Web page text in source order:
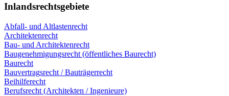
Inlandsrechtsgebiete
Abfall- und Altlastenrecht
Architektenrecht
Bau- und Architektenrecht
Baugenehmigungsrecht (öffentliches Baurecht)
Baurecht
Bauvertragsrecht / Bauträgerrecht
Beihilferecht
Berufsrecht (Architekten / Ingenieure)